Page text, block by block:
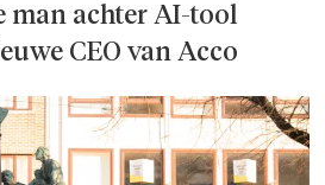
man achter AI-tool
CEO van Acco